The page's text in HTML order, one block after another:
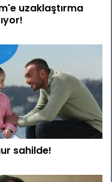
uzaklaştırma
sahilde!